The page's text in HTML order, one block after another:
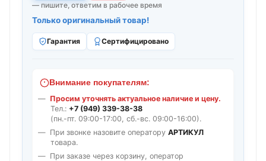
— пишите, ответим в рабочее время
Только оригинальный товар!
Гарантия Сертифицировано
Внимание покупателям:
Просим уточнять актуальное наличие и цену.
Тел.: +7 (949) 339-38-38
(пн.-пт. 09:00-17:00, сб.-вс. 09:00-16:00).
При звонке назовите оператору АРТИКУЛ
товара.
При заказе через корзину, оператор